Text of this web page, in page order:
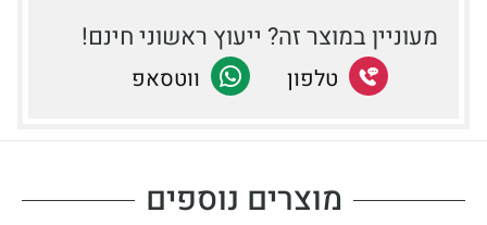
מעוניין במוצר זה? ייעוץ ראשוני חינם!
שתף
טלפון
שתףווטסאפ
מוצרים נוספים